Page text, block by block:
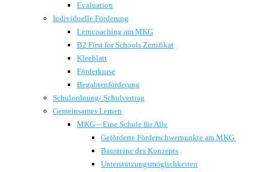
Evaluation
Individuelle Förderung
Lerncoaching am MKG
B2 First for Schools Zertifikat
Kleeblatt
Förderkurse
Begabtenförderung
Schulordnung/ Schulvertrag
Gemeinsames Lernen
MKG – Eine Schule für Alle
Geförderte Förderschwerpunkte am MKG
Bausteine des Konzepts
Unterstützungsmöglichkeiten